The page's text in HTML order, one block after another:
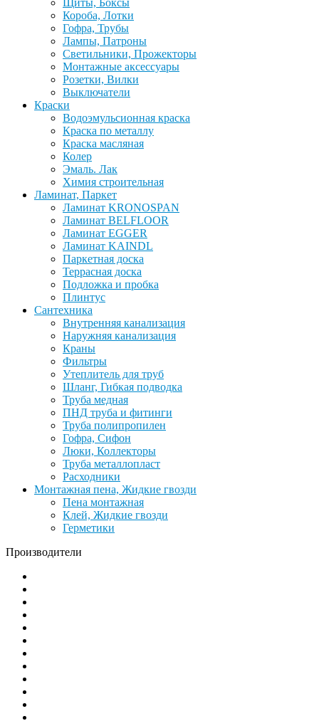
Щиты, Боксы
Короба, Лотки
Гофра, Трубы
Лампы, Патроны
Светильники, Прожекторы
Монтажные аксессуары
Розетки, Вилки
Выключатели
Краски
Водоэмульсионная краска
Краска по металлу
Краска масляная
Колер
Эмаль. Лак
Химия строительная
Ламинат, Паркет
Ламинат KRONOSPAN
Ламинат BELFLOOR
Ламинат EGGER
Ламинат KAINDL
Паркетная доска
Террасная доска
Подложка и пробка
Плинтус
Сантехника
Внутренняя канализация
Наружняя канализация
Краны
Фильтры
Утеплитель для труб
Шланг, Гибкая подводка
Труба медная
ПНД труба и фитинги
Труба полипропилен
Гофра, Сифон
Люки, Коллекторы
Труба металлопласт
Расходники
Монтажная пена, Жидкие гвозди
Пена монтажная
Клей, Жидкие гвозди
Герметики
Производители